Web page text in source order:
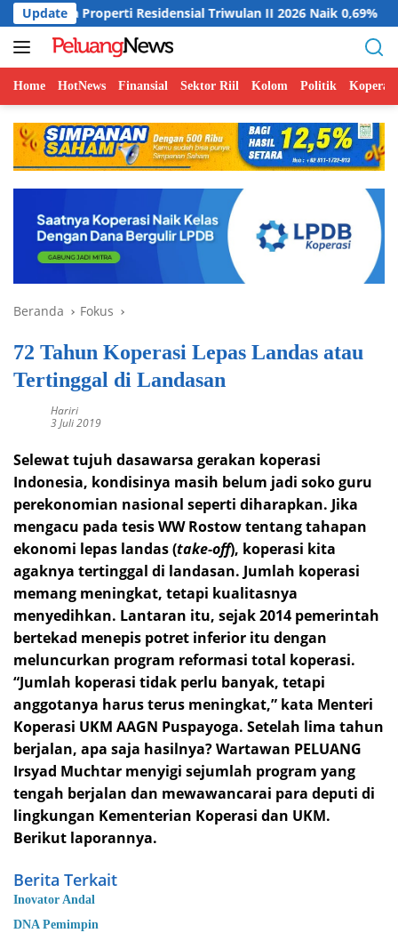
Langsung
ke
konten
Update
Residensial Triwulan II 2026 Naik 0,69%
Home HotNews Finansial Sektor Riil Kolom Politik Koperasi
Beranda Fokus
72 Tahun Koperasi Lepas Landas atau
Tertinggal di Landasan
Hariri
3 Juli 2019
Selewat tujuh dasawarsa gerakan koperasi
Indonesia, kondisinya masih belum jadi soko guru
perekonomian nasional seperti diharapkan. Jika
mengacu pada tesis WW Rostow tentang tahapan
ekonomi lepas landas (take-off), koperasi kita
agaknya tertinggal di landasan. Jumlah koperasi
memang meningkat, tetapi kualitasnya
menyedihkan. Lantaran itu, sejak 2014 pemerintah
bertekad menepis potret inferior itu dengan
meluncurkan program reformasi total koperasi.
“Jumlah koperasi tidak perlu banyak, tetapi
anggotanya harus terus meningkat,” kata Menteri
Koperasi UKM AAGN Puspayoga. Setelah lima tahun
berjalan, apa saja hasilnya? Wartawan PELUANG
Irsyad Muchtar menyigi sejumlah program yang
tengah berjalan dan mewawancarai para deputi di
lingkungan Kementerian Koperasi dan UKM.
Berikut laporannya.
Berita Terkait
Inovator Andal
DNA Pemimpin